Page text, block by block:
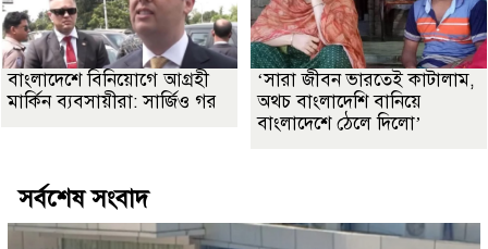
বাংলাদেশে বিনিয়োগে আগ্রহী
মার্কিন ব্যবসায়ীরা: সার্জিও গর
‘সারা জীবন ভারতেই কাটালাম,
অথচ বাংলাদেশি বানিয়ে
বাংলাদেশে ঠেলে দিলো’
সর্বশেষ সংবাদ